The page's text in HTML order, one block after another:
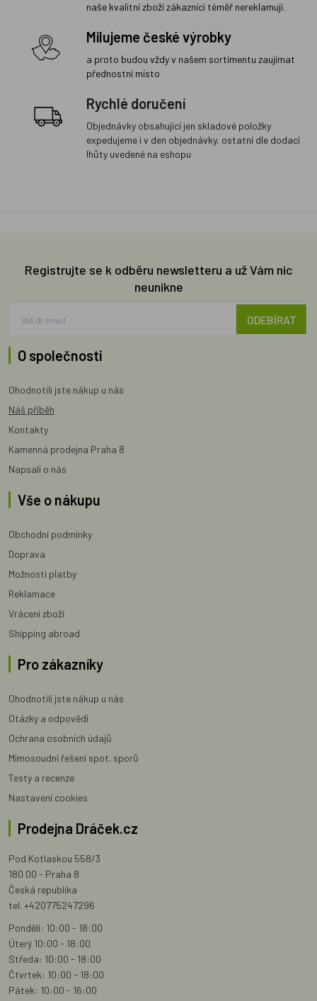
naše kvalitní zboží zákazníci téměř nereklamují.
Milujeme české výrobky
a proto budou vždy v našem sortimentu zaujímat
přednostní místo
Rychlé doručení
Objednávky obsahující jen skladové položky
expedujeme i v den objednávky, ostatní dle dodací
lhůty uvedené na eshopu
Registrujte se k odběru newsletteru a už Vám nic
neunikne
ODEBÍRAT
O společnosti
Ohodnotili jste nákup u nás
Náš příběh
Kontakty
Kamenná prodejna Praha 8
Napsali o nás
Vše o nákupu
Obchodní podmínky
Doprava
Možnosti platby
Reklamace
Vrácení zboží
Shipping abroad
Pro zákazníky
Ohodnotili jste nákup u nás
Otázky a odpovědi
Ochrana osobních údajů
Mimosoudní řešení spot. sporů
Testy a recenze
Nastavení cookies
Prodejna Dráček.cz
Pod Kotlaskou 558/3
180 00 - Praha 8
Česká republika
tel. +420775247296
Pondělí: 10:00 - 18:00
Úterý 10:00 - 18:00
Středa: 10:00 - 18:00
Čtvrtek: 10:00 - 18:00
Pátek: 10:00 - 16:00